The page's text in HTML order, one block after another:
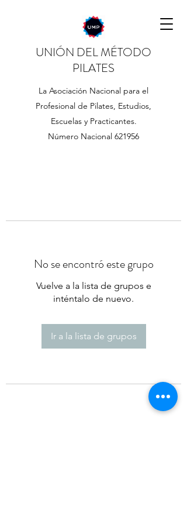
UNIÓN DEL MÉTODO
PILATES
La Asociación Nacional para el
Profesional de Pilates, Estudios,
Escuelas y Practicantes.
Número Nacional 621956
No se encontró este grupo
Vuelve a la lista de grupos e
inténtalo de nuevo.
Ir a la lista de grupos